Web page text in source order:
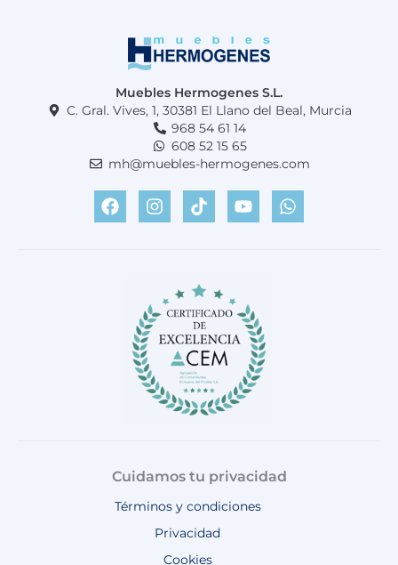
Muebles Hermogenes S.L.
C. Gral. Vives, 1, 30381 El Llano del Beal, Murcia
968 54 61 14
608 52 15 65
mh@muebles-hermogenes.com
F
a
c
I
n
s
a
m
T
i
k
Y
o
u
W
h
a
Cuidamos tu privacidad
Términos y condiciones
Privacidad
Cookies